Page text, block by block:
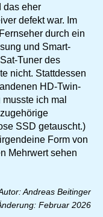
das eher
defekt war. Im
durch ein
und Smart-
Tuner des
nicht. Stattdessen
HD-Twin-
ich mal
SSD getauscht.)
Form von
Mehrwert sehen
Andreas Beitinger
Februar 2026